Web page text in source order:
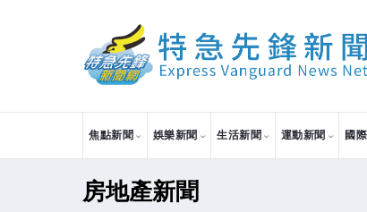
焦點新聞 娛樂新聞 生活新聞 運動新聞 國
房地產新聞